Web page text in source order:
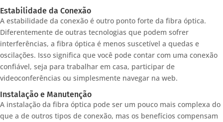
Estabilidade da Conexão
A estabilidade da conexão é outro ponto forte da fibra óptica.
Diferentemente de outras tecnologias que podem sofrer
interferências, a fibra óptica é menos suscetível a quedas e
oscilações. Isso significa que você pode contar com uma conexão
confiável, seja para trabalhar em casa, participar de
videoconferências ou simplesmente navegar na web.
Instalação e Manutenção
A instalação da fibra óptica pode ser um pouco mais complexa do
que a de outros tipos de conexão, mas os benefícios compensam